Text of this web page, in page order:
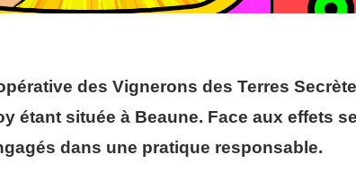
des Vignerons des Terres
étant située à Beaune. Face aux effets
dans une pratique responsable.